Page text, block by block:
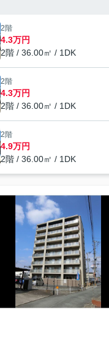
2階
4.3万円
2階 / 36.00㎡ / 1DK
2階
4.3万円
2階 / 36.00㎡ / 1DK
2階
4.9万円
2階 / 36.00㎡ / 1DK